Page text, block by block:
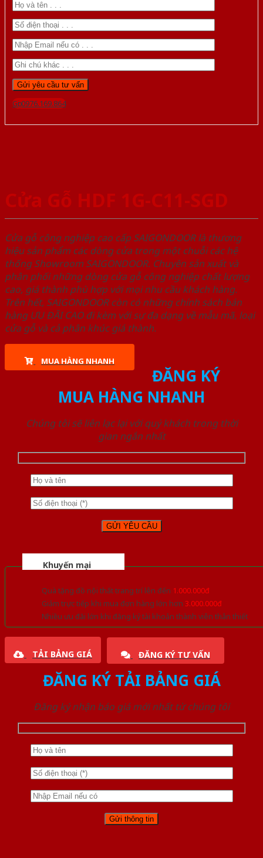
Gọi 0976.169.864
Cửa Gỗ HDF 1G-C11-SGD
Cửa gỗ công nghiệp cao cấp SAIGONDOOR là thương
hiệu sản phẩm các dòng cửa trong một chuỗi các hệ
thống Showroom SAIGONDOOR. Chuyên sản xuất và
phân phối những dòng cửa gỗ công nghiệp chất lượng
cao, giá thành phù hợp với mọi nhu cầu khách hàng.
Trên hết, SAIGONDOOR còn có những chính sách bán
hàng ƯU ĐÃI CAO đi kèm với sự đa dạng về mẫu mã, loại
cửa gỗ và cả phân khúc giá thành.
MUA HÀNG NHANH
ĐĂNG KÝ
MUA HÀNG NHANH
Chúng tôi sẽ liên lạc lại với quý khách trong thời
gian ngắn nhất
Khuyến mại
Quà tặng đồ nội thất trang trí lên đến 1.000.000đ
Giảm trực tiếp khi mua đơn hàng lớn hơn 3.000.000đ
Nhiều ưu đãi lớn khi đăng ký tài khoản thành viên thân thiết
TẢI BẢNG GIÁ ĐĂNG KÝ TƯ VẤN
ĐĂNG KÝ TẢI BẢNG GIÁ
Đăng ký nhận báo giá mới nhất từ chúng tôi